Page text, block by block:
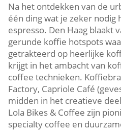
Na het ontdekken van de
één ding wat je zeker nodig
espresso.​ Den Haag blaakt
gerunde koffie hotspots
getrakteerd op heerlijke
krijgt in het ambacht van
coffee technieken.​
Factory, Capriole Café
midden in het creatieve
Lola Bikes & Coffee zijn
specialty coffee en